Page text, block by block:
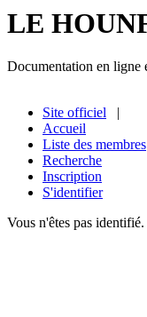
LE
Documentation en ligne
Site officiel |
Accueil
Liste des membres
Recherche
Inscription
S'identifier
Vous n'êtes pas identifié.